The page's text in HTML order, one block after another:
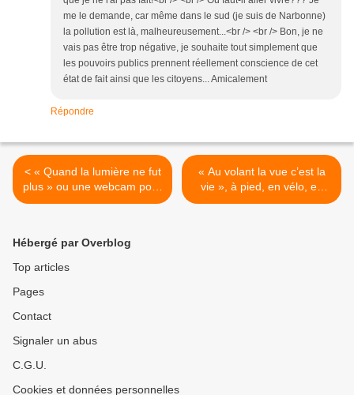
me le demande, car même dans le sud (je suis de Narbonne)
la pollution est là, malheureusement...<br /> <br /> Bon, je ne
vais pas être trop négative, je souhaite tout simplement que
les pouvoirs publics prennent réellement conscience de cet
état de fait ainsi que les citoyens... Amicalement
Répondre
< « Quand la lumière ne fut
plus » ou une webcam pour
suivre Galilée
« Au volant la vue c’est la
vie », à pied, en vélo, en
l’air,… aussi >
Hébergé par Overblog
Top articles
Pages
Contact
Signaler un abus
C.G.U.
Cookies et données personnelles